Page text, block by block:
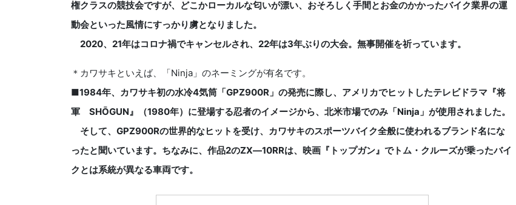
権クラスの競技会ですが、どこかローカルな匂いが漂い、おそろしく手間とお金のかかったバイク業界の運
動会といった風情にすっかり虜となりました。
2020、21年はコロナ禍でキャンセルされ、22年は3年ぶりの大会。無事開催を祈っています。
＊カワサキといえば、「Ninja」のネーミングが有名です。
■1984年、カワサキ初の水冷4気筒「GPZ900R」の発売に際し、アメリカでヒットしたテレビドラマ『将
軍 SHŌGUN』（1980年）に登場する忍者のイメージから、北米市場でのみ「Ninja」が使用されました。
そして、GPZ900Rの世界的なヒットを受け、カワサキのスポーツバイク全般に使われるブランド名にな
ったと聞いています。ちなみに、作品2のZX―10RRは、映画『トップガン』でトム・クルーズが乗ったバイ
クとは系統が異なる車両です。